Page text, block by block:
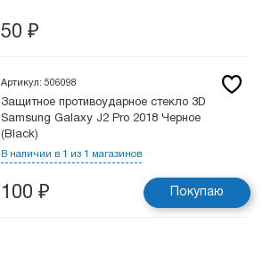
50 ₽
Артикул: 506098
Защитное противоударное стекло 3D
Samsung Galaxy J2 Pro 2018 Черное
(Black)
В наличии в 1 из 1 магазинов
100 ₽ Покупаю